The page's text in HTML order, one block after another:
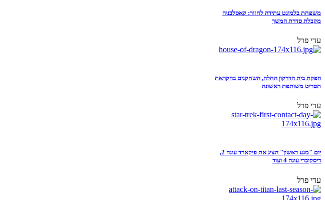
משפחת בלמונט עתידה לחזור: קאסלבניה
מקבלת סדרת המשך
עדי פרל
הפקת בית הדרקון החלה, השחקנים בהקראת
תסריט משותפת ראשונה
עדי פרל
יום "מגע ראשון" הציג את פיקארד עונה 2,
דיסקוברי עונה 4 ועוד
עדי פרל